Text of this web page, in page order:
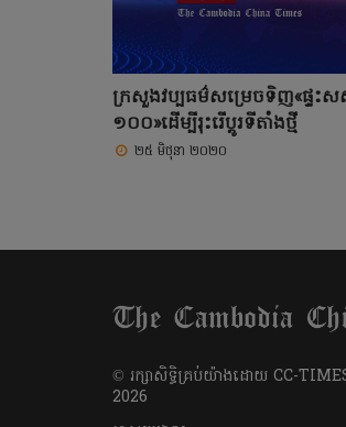
ក្រសួងវប្បធម៌សម្រេច​ទិញ​«ផ្ទះ
១០០»​ដើម្បីរុះរើ​ប្តូរទីតាំង​ថ្មី​
២៥ មិថុនា ២០២០
​© រក្សា​សិទ្ធិ​គ្រប់​យ៉ាង​ដោយ​ CC-
2026